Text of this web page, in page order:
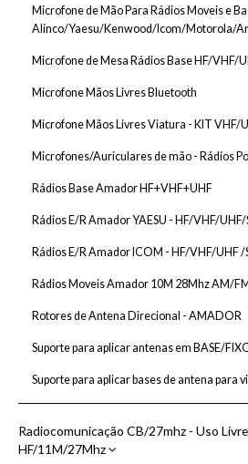
Microfone de Mão Para Rádios Moveis e
Alinco/Yaesu/Kenwood/Icom/Motorola/
Microfone de Mesa Rádios Base HF/VHF/
Microfone Mãos Livres Bluetooth
Microfone Mãos Livres Viatura - KIT VHF/
Microfones/Auriculares de mão - Rádios
Rádios Base Amador HF+VHF+UHF
Rádios E/R Amador YAESU - HF/VHF/UHF/
Rádio Base HF YAESU
Rádios E/R Amador ICOM - HF/VHF/UHF /
Rádios Moveis Amador 10M 28Mhz AM/
Rotores de Antena Direcional - AMADOR
Suporte para aplicar antenas em BASE/
Suporte para aplicar bases de antena para
Radiocomunicação CB/27mhz - Uso
HF/11M/27Mhz